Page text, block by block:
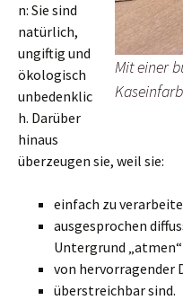
Mit einer
n: Sie sind
natürlich,
ungiftig und
ökologisch
unbedenklic
h. Darüber
hinaus
überzeugen sie, weil sie:
einfach zu
ausgesprochen
Untergrund
von hervorragender
überstreichbar sind.